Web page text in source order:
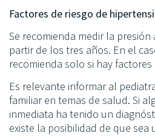
Factores de riesgo de
Se recomienda medir la
partir de los tres años. En el
recomienda solo si hay factores
Es relevante informar al
familiar en temas de salud. Si
inmediata ha tenido un
existe la posibilidad de que sea